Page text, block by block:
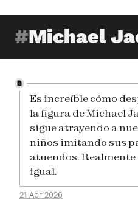
Michael
Es increíble cómo
la figura de Michael
sigue atrayendo a
niños imitando sus
atuendos.
igual.
21 Abr 2026